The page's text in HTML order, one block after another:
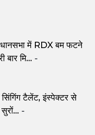
में RDX बम फटने
बार मि... -
टैलेंट, इंस्पेक्टर से
-